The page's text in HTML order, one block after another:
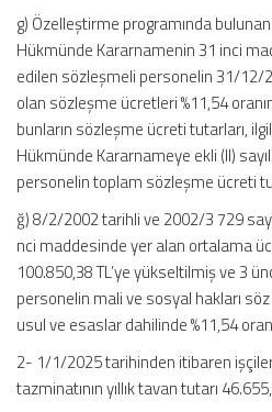
g) Özelleştirme programında
Hükmünde Kararnamenin 31 inci
edilen sözleşmeli personelin 31/12/
olan sözleşme ücretleri %11,54
bunların sözleşme ücreti tutarları,
Hükmünde Kararnameye ekli (II)
personelin toplam sözleşme ücreti
ğ) 8/2/2002 tarihli ve 2002/3 729
nci maddesinde yer alan ortalama
100.850,38 TL’ye yükseltilmiş ve 3
personelin mali ve sosyal hakları
usul ve esaslar dahilinde %11,54
2- 1/1/2025 tarihinden itibaren
tazminatının yıllık tavan tutarı